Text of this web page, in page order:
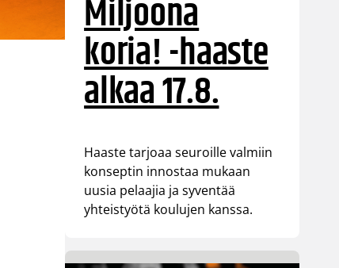
Miljoona
koria! -haaste
alkaa 17.8.
Haaste tarjoaa seuroille valmiin
konseptin innostaa mukaan
uusia pelaajia ja syventää
yhteistyötä koulujen kanssa.